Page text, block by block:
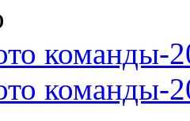
команды-
команды-